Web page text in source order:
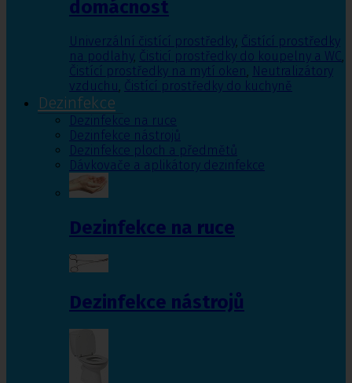
domácnost
Univerzální čistící prostředky, Čistící prostředky
na podlahy, Čisticí prostředky do koupelny a WC,
Čistící prostředky na mytí oken, Neutralizátory
vzduchu, Čistící prostředky do kuchyně
Dezinfekce
Dezinfekce na ruce
Dezinfekce nástrojů
Dezinfekce ploch a předmětů
Dávkovače a aplikátory dezinfekce
Dezinfekce na ruce
Dezinfekce nástrojů